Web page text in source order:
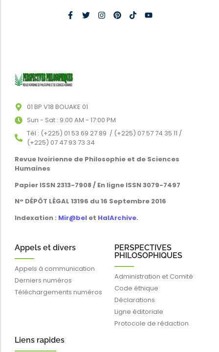
01 BP V18 BOUAKE 01
Sun - Sat : 9:00 AM - 17:00 PM
Tél : (+225) 01 53 69 27 89 / (+225) 07 57 74 35 11 /
(+225) 07 47 93 73 34
Revue Ivoirienne de Philosophie et de Sciences
Humaines
Papier ISSN 2313-7908 / En ligne ISSN 3079-7497
N° DÉPÔT LÉGAL 13196 du 16 Septembre 2016
Indexation : Mir@bel et HalArchive.
Appels et divers
Appels à communication
Derniers numéros
Téléchargements numéros
PERSPECTIVES
PHILOSOPHIQUES
Administration et Comité
Code éthique
Déclarations
Ligne éditoriale
Protocole de rédaction
Liens rapides